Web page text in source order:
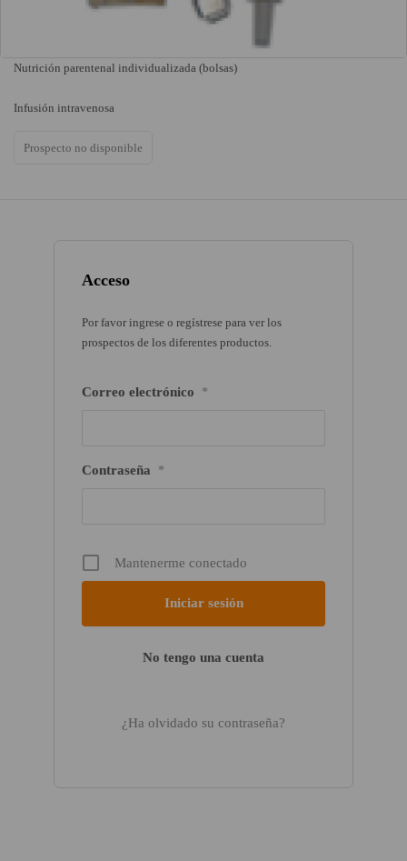
Acceso
Por favor ingrese o regístrese para ver los
prospectos de los diferentes productos.
Correo electrónico *
Contraseña *
Mantenerme conectado
No tengo una cuenta
¿Ha olvidado su contraseña?
Nutrición parentenal individualizada (bolsas)
Infusión intravenosa
Prospecto no disponible